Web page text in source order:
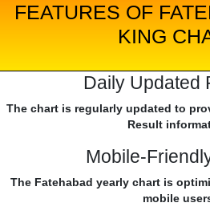
FEATURES OF
KING
Daily Updated
The chart is regularly updated to
Result
Mobile-
The Fatehabad yearly chart is
mobile